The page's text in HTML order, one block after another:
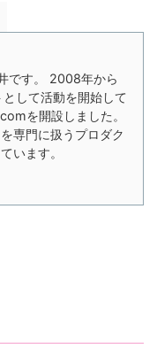
です。 2008年から
して活動を開始して
を開設しました。
専門に扱うプロダク
います。